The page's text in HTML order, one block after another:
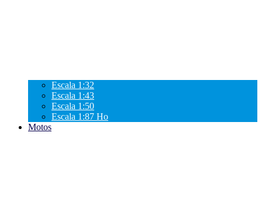
Escala 1:32
Escala 1:43
Escala 1:50
Escala 1:87 Ho
Motos